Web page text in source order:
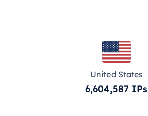
United States
6,604,587 IPs